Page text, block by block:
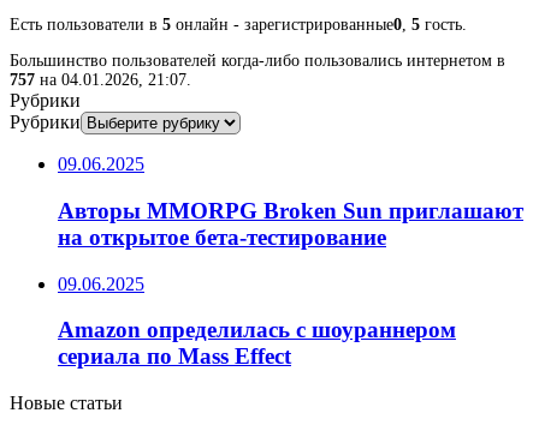
Есть пользователи в 5 онлайн - зарегистрированные0, 5 гость.
Большинство пользователей когда-либо пользовались интернетом в
757 на 04.01.2026, 21:07.
Рубрики
Рубрики
09.06.2025
Авторы MMORPG Broken Sun приглашают
на открытое бета-тестирование
09.06.2025
Amazon определилась с шоураннером
сериала по Mass Effect
Новые статьи